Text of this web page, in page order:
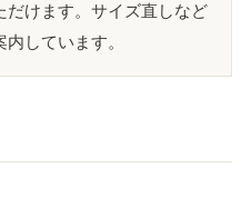
けます。サイズ直しなど
しています。